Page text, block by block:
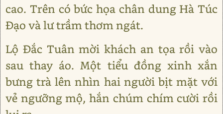
cao. Trên có bức họa chân dung Hà Túc
Đạo và lư trầm thơm ngát.
Lộ Đắc Tuân mời khách an tọa rồi vào
sau thay áo. Một tiểu đồng xinh xắn
bưng trà lên nhìn hai người bịt mặt với
vẻ ngưỡng mộ, hắn chúm chím cười rồi